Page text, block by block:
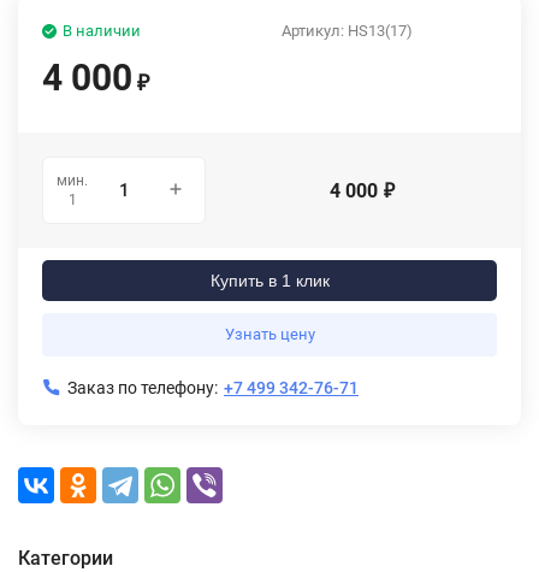
Артикул: HS13(17)
В наличии
4 000 ₽
мин.
1
4 000 ₽
Купить в 1 клик
Узнать цену
Заказ по телефону: +7 499 342-76-71
Категории